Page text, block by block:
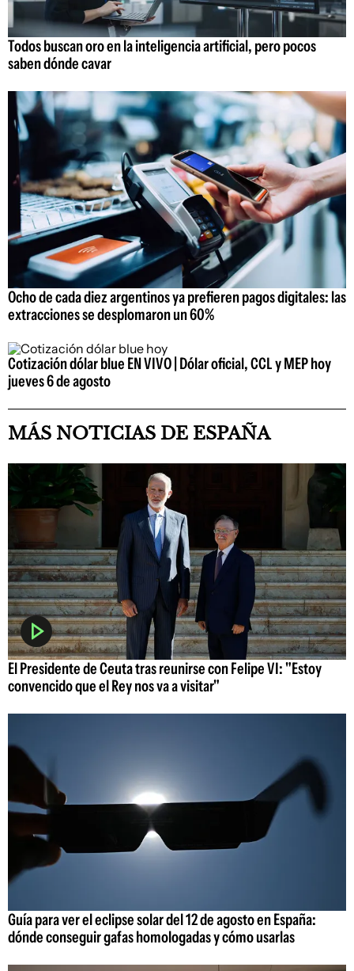
Todos buscan oro en la inteligencia artificial, pero pocos
saben dónde cavar
Ocho de cada diez argentinos ya prefieren pagos digitales: las
extracciones se desplomaron un 60%
Cotización dólar blue EN VIVO | Dólar oficial, CCL y MEP hoy
jueves 6 de agosto
MÁS NOTICIAS DE ESPAÑA
El Presidente de Ceuta tras reunirse con Felipe VI: "Estoy
convencido que el Rey nos va a visitar"
Guía para ver el eclipse solar del 12 de agosto en España:
dónde conseguir gafas homologadas y cómo usarlas